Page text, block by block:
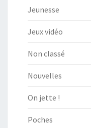
Jeunesse
Jeux vidéo
Non classé
Nouvelles
On jette !
Poches